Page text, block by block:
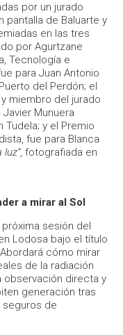
por un jurado
pantalla de Baluarte y
en las tres
por Agurtzane
Tecnología e
para Juan Antonio
del Perdón; el
miembro del jurado
Munuera
Tudela; y el Premio
fue para Blanca
luz”, fotografiada en
a mirar al Sol
sesión del
Lodosa bajo el título
cómo mirar
de la radiación
observación directa y
generación tras
seguros de